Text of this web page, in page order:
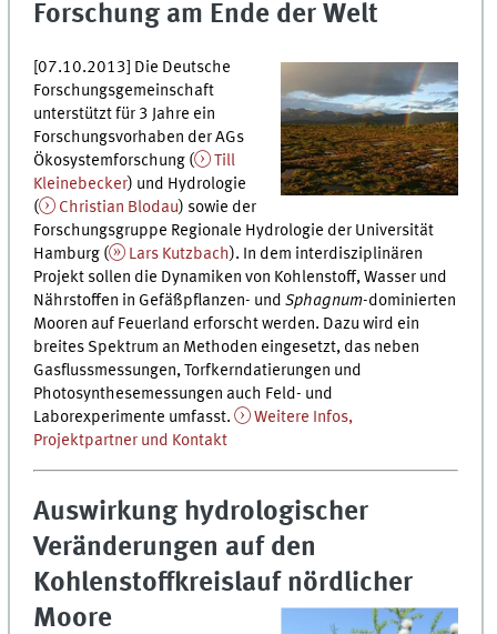
Forschung am Ende der Welt
[07.10.2013] Die Deutsche
Forschungsgemeinschaft
unterstützt für 3 Jahre ein
Forschungsvorhaben der AGs
Ökosystemforschung (
Till
Kleinebecker) und Hydrologie
(
Christian Blodau) sowie der
Forschungsgruppe Regionale Hydrologie der Universität
Hamburg (
Lars Kutzbach). In dem interdisziplinären
Projekt sollen die Dynamiken von Kohlenstoff, Wasser und
Nährstoffen in Gefäßpflanzen- undSphagnum-dominierten
Mooren auf Feuerland erforscht werden. Dazu wird ein
breites Spektrum an Methoden eingesetzt, das neben
Gasflussmessungen, Torfkerndatierungen und
Photosynthesemessungen auch Feld- und
Laborexperimente umfasst.
Weitere Infos,
Projektpartner und Kontakt
Auswirkung hydrologischer
Veränderungen auf den
Kohlenstoffkreislauf nördlicher
Moore